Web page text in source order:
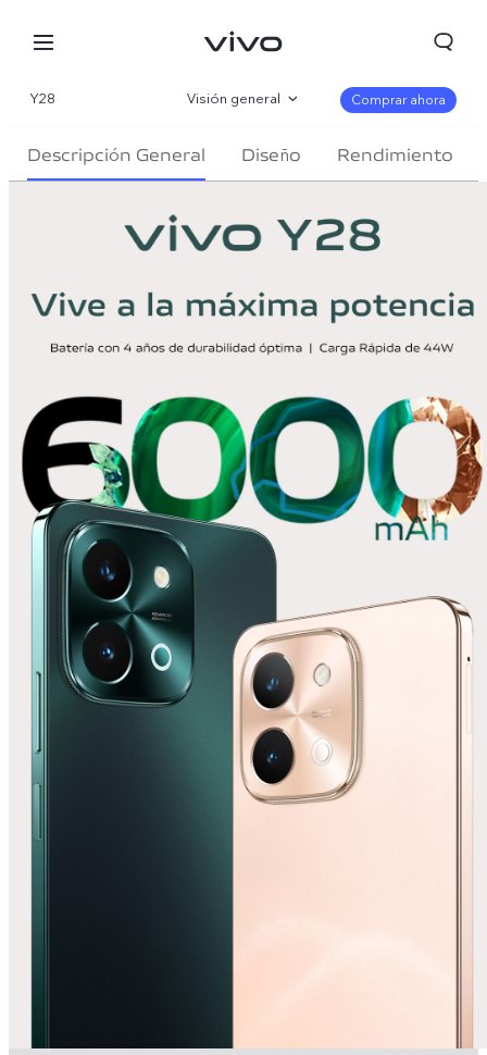
España | Seleccione país/región
Y28 Visión general
Galería
Comprar ahora
Descripción General Diseño Rendimiento